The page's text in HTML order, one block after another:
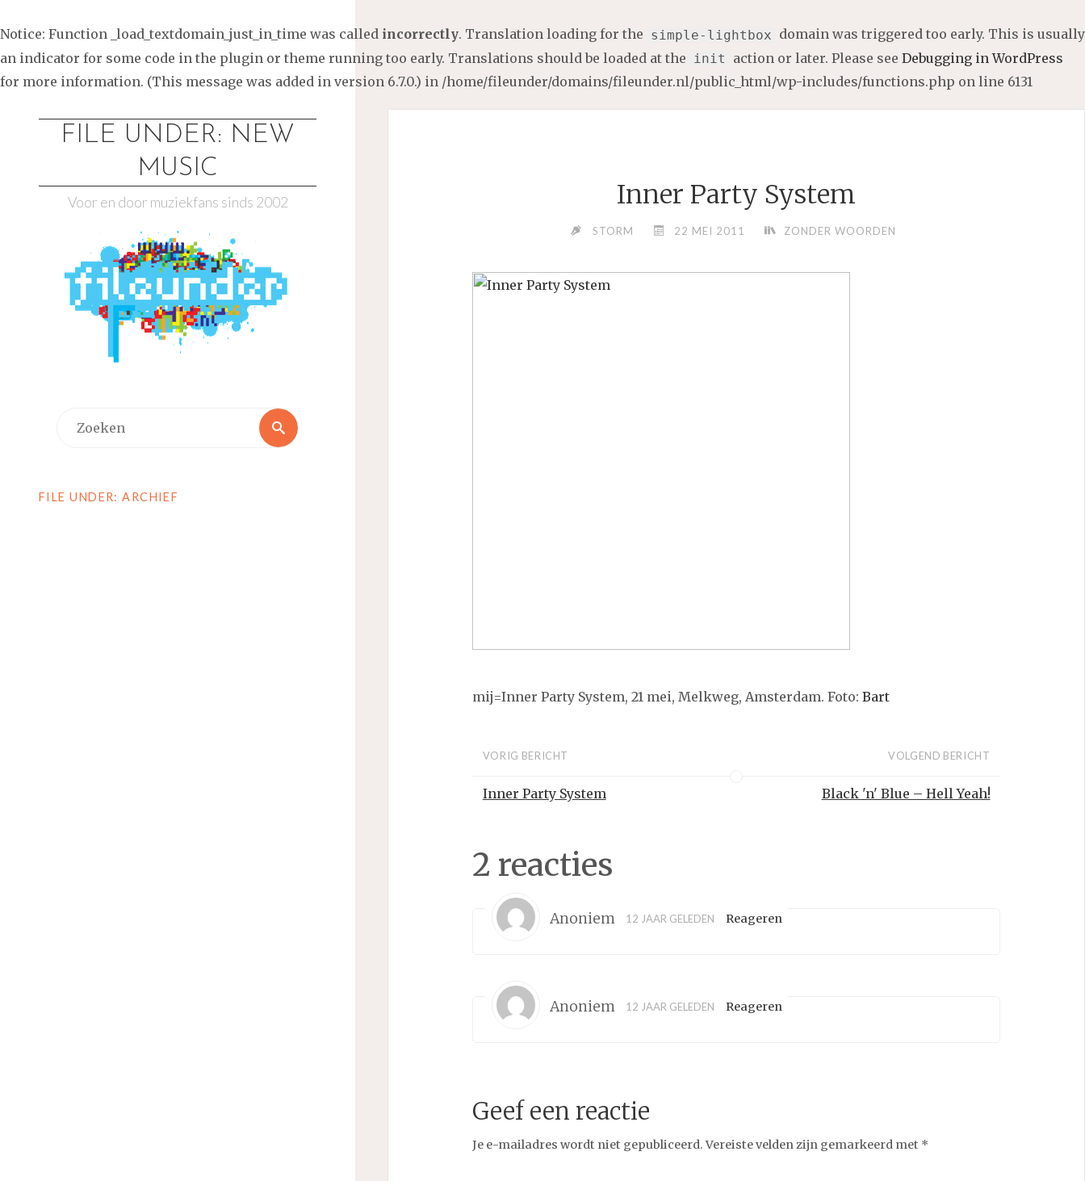
Notice: Function _load_textdomain_just_in_time was called incorrectly. Translation loading for the simple-lightbox domain was triggered too early. This is usually
an indicator for some code in the plugin or theme running too early. Translations should be loaded at the init action or later. Please see Debugging in WordPress
for more information. (This message was added in version 6.7.0.) in /home/fileunder/domains/fileunder.nl/public_html/wp-includes/functions.php on line 6131
FILE UNDER: NEW
MUSIC
Voor en door muziekfans sinds 2002
Zoeken
FILE UNDER: ARCHIEF
Inner Party System
STORM 22 MEI 2011 ZONDER WOORDEN
mij=Inner Party System, 21 mei, Melkweg, Amsterdam. Foto: Bart
VORIG BERICHT
Inner Party System
VOLGEND BERICHT
Black 'n' Blue – Hell Yeah!
2 reacties
Anoniem 12 JAAR GELEDEN Reageren
Anoniem 12 JAAR GELEDEN Reageren
Geef een reactie
Je e-mailadres wordt niet gepubliceerd. Vereiste velden zijn gemarkeerd met *